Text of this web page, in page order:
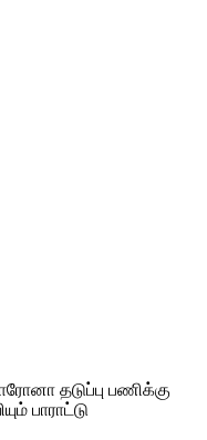
தடுப்பு பணிக்கு
பாராட்டு